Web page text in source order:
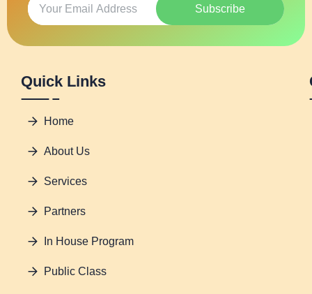
Subscribe
Quick Links
Home
About Us
Services
Partners
In House Program
Public Class